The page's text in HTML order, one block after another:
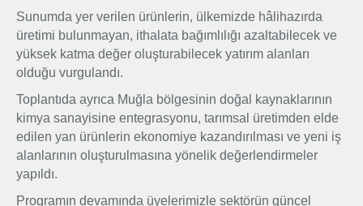
Sunumda yer verilen ürünlerin, ülkemizde hâlihazırda
üretimi bulunmayan, ithalata bağımlılığı azaltabilecek ve
yüksek katma değer oluşturabilecek yatırım alanları
olduğu vurgulandı.
Toplantıda ayrıca Muğla bölgesinin doğal kaynaklarının
kimya sanayisine entegrasyonu, tarımsal üretimden elde
edilen yan ürünlerin ekonomiye kazandırılması ve yeni iş
alanlarının oluşturulmasına yönelik değerlendirmeler
yapıldı.
Programın devamında üyelerimizle sektörün güncel